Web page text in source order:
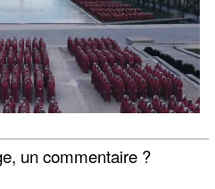
un commentaire ?